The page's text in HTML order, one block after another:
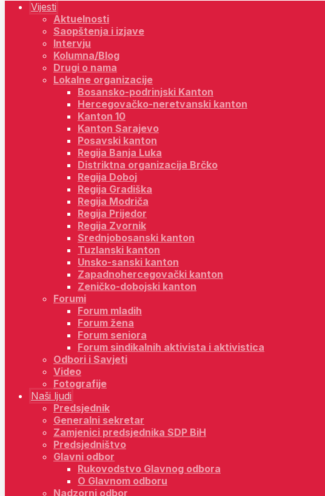
Vijesti
Aktuelnosti
Saopštenja i izjave
Intervju
Kolumna/Blog
Drugi o nama
Lokalne organizacije
Bosansko-podrinjski Kanton
Hercegovačko-neretvanski kanton
Kanton 10
Kanton Sarajevo
Posavski kanton
Regija Banja Luka
Distriktna organizacija Brčko
Regija Doboj
Regija Gradiška
Regija Modriča
Regija Prijedor
Regija Zvornik
Srednjobosanski kanton
Tuzlanski kanton
Unsko-sanski kanton
Zapadnohercegovački kanton
Zeničko-dobojski kanton
Forumi
Forum mladih
Forum žena
Forum seniora
Forum sindikalnih aktivista i aktivistica
Odbori i Savjeti
Video
Fotografije
Naši ljudi
Predsjednik
Generalni sekretar
Zamjenici predsjednika SDP BiH
Predsjedništvo
Glavni odbor
Rukovodstvo Glavnog odbora
O Glavnom odboru
Nadzorni odbor